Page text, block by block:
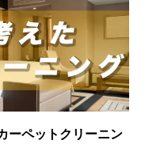
ーペットクリーニン